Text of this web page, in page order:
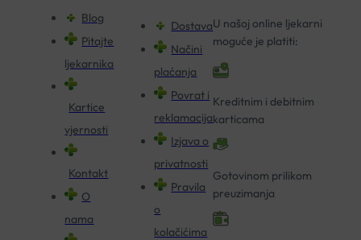
Blog
Pitajte
ljekarnika
Kartice
vjernosti
Kontakt
O
nama
Dostava
Načini
plaćanja
Povrat i
reklamacija
Izjava o
privatnosti
Pravila
o
kolačićima
U našoj online ljekarni
moguće je platiti:
Kreditnim i debitnim
karticama
Gotovinom prilikom
preuzimanja